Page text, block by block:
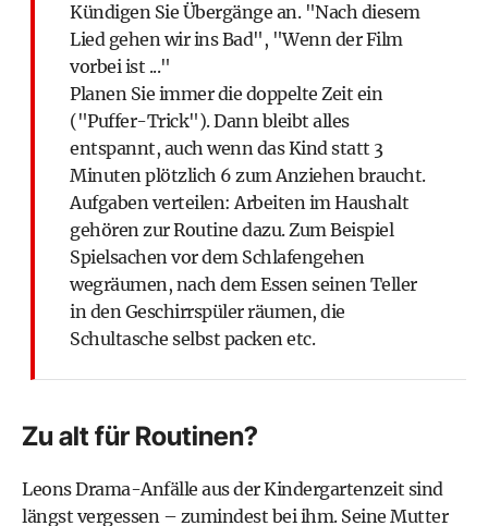
Kündigen Sie Übergänge an. "Nach diesem
Lied gehen wir ins Bad", "Wenn der Film
vorbei ist ..."
Planen Sie immer die doppelte Zeit ein
("Puffer-Trick"). Dann bleibt alles
entspannt, auch wenn das Kind statt 3
Minuten plötzlich 6 zum Anziehen braucht.
Aufgaben verteilen: Arbeiten im Haushalt
gehören zur Routine dazu. Zum Beispiel
Spielsachen vor dem Schlafengehen
wegräumen, nach dem Essen seinen Teller
in den Geschirrspüler räumen, die
Schultasche selbst packen etc.
Zu alt für Routinen?
Leons Drama-Anfälle aus der Kindergartenzeit sind
längst vergessen – zumindest bei ihm. Seine Mutter